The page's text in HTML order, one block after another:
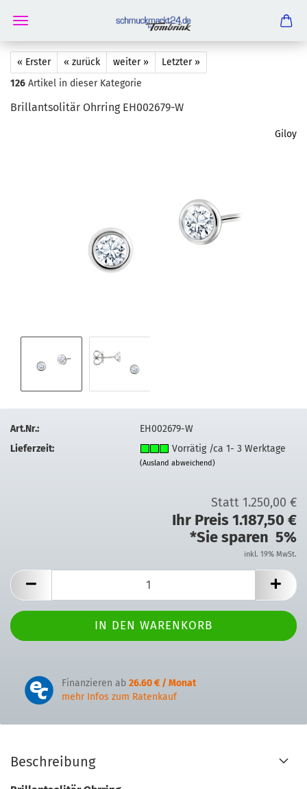
« Erster « zurück weiter »
Letzter »
126 Artikel in dieser Kategorie
Bril­lant­so­li­tär Ohr­ring EH002679-​W
Giloy
Art.Nr.:
EH002679-W
Lieferzeit:
Vorrätig /ca 1- 3 Werktage
(Ausland abweichend)
Statt 1.250,00 €
Ihr Preis 1.187,50 €
*Sie sparen 5%
inkl. 19% MwSt.
Finanzieren ab 26.60 € / Monat
mehr Infos zum Ratenkauf
Beschreibung